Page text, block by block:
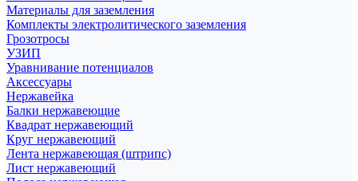
Материалы для заземления
Комплекты электролитического заземления
Грозотросы
УЗИП
Уравнивание потенциалов
Аксессуары
Нержавейка
Балки нержавеющие
Квадрат нержавеющий
Круг нержавеющий
Лента нержавеющая (штрипс)
Лист нержавеющий